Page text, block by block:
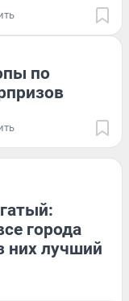
по
города
них лучший